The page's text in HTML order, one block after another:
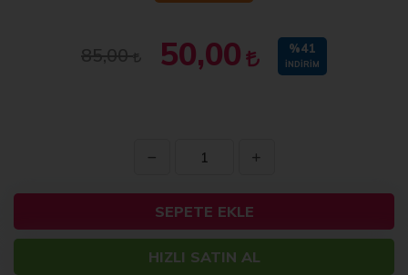
85,00 50,00 %41
İNDIRIM
SEPETE EKLE
HIZLI SATIN AL